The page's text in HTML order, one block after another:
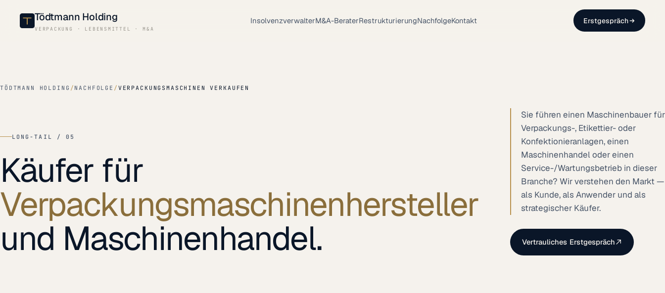
Tödtmann Holding
VERPACKUNG · LEBENSMITTEL · M&A
InsolvenzverwalterM&A-BeraterRestrukturierungNachfolgeKontakt Erstgespräch
TÖDTMANN HOLDING / NACHFOLGE / VERPACKUNGSMASCHINEN VERKAUFEN
LONG-TAIL / 05
Käufer für
Verpackungsmaschinenhersteller
und Maschinenhandel.
Sie führen einen Maschinenbauer für
Verpackungs-, Etikettier- oder
Konfektionieranlagen, einen
Maschinenhandel oder einen
Service-/Wartungsbetrieb in dieser
Branche? Wir verstehen den Markt —
als Kunde, als Anwender und als
strategischer Käufer.
Vertrauliches Erstgespräch